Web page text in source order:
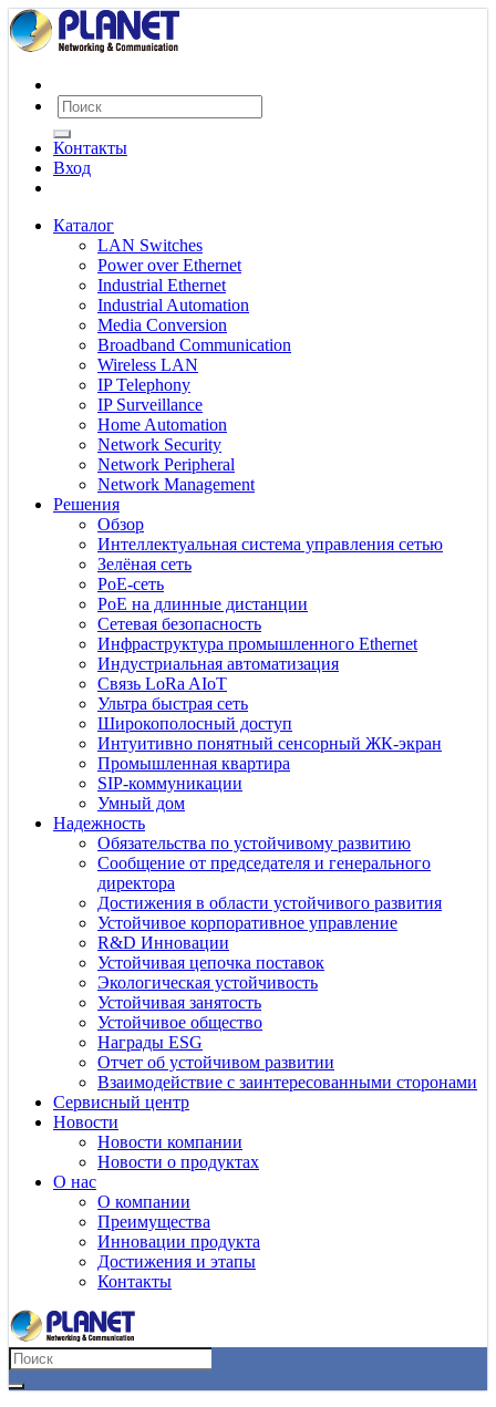
Контакты
Вход
Каталог
LAN Switches
Power over Ethernet
Industrial Ethernet
Industrial Automation
Media Conversion
Broadband Communication
Wireless LAN
IP Telephony
IP Surveillance
Home Automation
Network Security
Network Peripheral
Network Management
Решения
Обзор
Интеллектуальная система управления сетью
Зелёная сеть
PoE-сеть
PoE на длинные дистанции
Сетевая безопасность
Инфраструктура промышленного Ethernet
Индустриальная автоматизация
Связь LoRa AIoT
Ультра быстрая сеть
Широкополосный доступ
Интуитивно понятный сенсорный ЖК-экран
Промышленная квартира
SIP-коммуникации
Умный дом
Надежность
Обязательства по устойчивому развитию
Сообщение от председателя и генерального
директора
Достижения в области устойчивого развития
Устойчивое корпоративное управление
R&D Инновации
Устойчивая цепочка поставок
Экологическая устойчивость
Устойчивая занятость
Устойчивое общество
Награды ESG
Отчет об устойчивом развитии
Взаимодействие с заинтересованными сторонами
Сервисный центр
Новости
Новости компании
Новости о продуктах
О нас
О компании
Преимущества
Инновации продукта
Достижения и этапы
Контакты